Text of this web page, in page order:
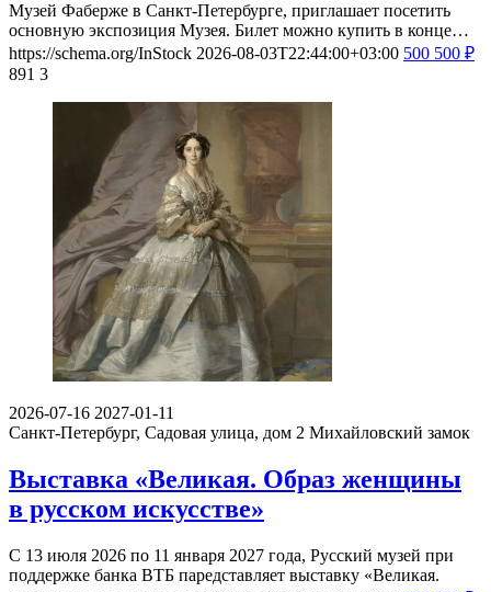
Музей Фаберже в Санкт-Петербурге, приглашает посетить
основную экспозиция Музея. Билет можно купить в конце…
https://schema.org/InStock 2026-08-03T22:44:00+03:00 500 500 ₽
891 3
2026-07-16 2027-01-11
Санкт-Петербург, Садовая улица, дом 2 Михайловский замок
Выставка «Великая. Образ женщины
в русском искусстве»
С 13 июля 2026 по 11 января 2027 года, Русский музей при
поддержке банка ВТБ паредставляет выставку «Великая.